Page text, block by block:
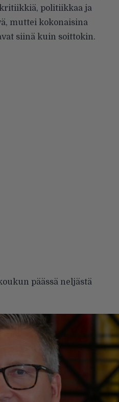
politiikkaa ja
muttei kokonaisina
siinä kuin soittokin.
päässä neljästä